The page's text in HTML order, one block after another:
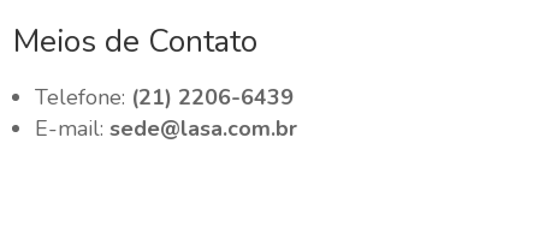
Meios de Contato
Telefone: (21) 2206-6439
E-mail:sede@lasa.com.br